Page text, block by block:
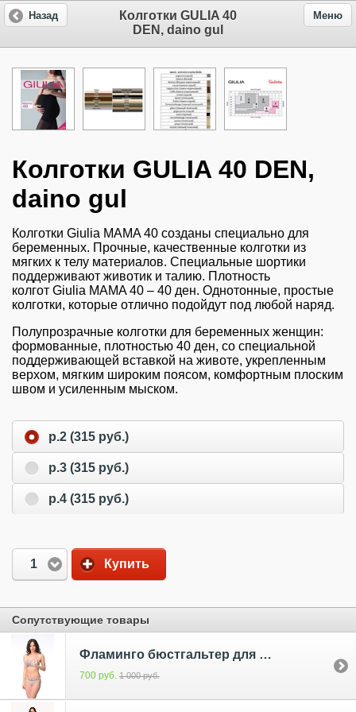
Колготки GULIA 40
DEN, daino gul
Назад Меню
Колготки GULIA 40 DEN,
daino gul
Колготки Giulia MAMA 40 созданы специально для
беременных. Прочные, качественные колготки из
мягких к телу материалов. Специальные шортики
поддерживают животик и талию. Плотность
колгот Giulia MAMA 40 – 40 ден. Однотонные, простые
колготки, которые отлично подойдут под любой наряд.
Полупрозрачные колготки для беременных женщин:
формованные, плотностью 40 ден, со специальной
поддерживающей вставкой на животе, укрепленным
верхом, мягким широким поясом, комфортным плоским
швом и усиленным мыском.
р.2 (315 руб.)
р.3 (315 руб.)
р.4 (315 руб.)
1 Купить
Сопутствующие товары
Фламинго бюстгальтер для кормящих без кости
700 руб. 1 000 руб.